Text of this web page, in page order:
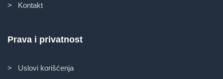
> Kontakt
Prava i privatnost
> Uslovi korišćenja